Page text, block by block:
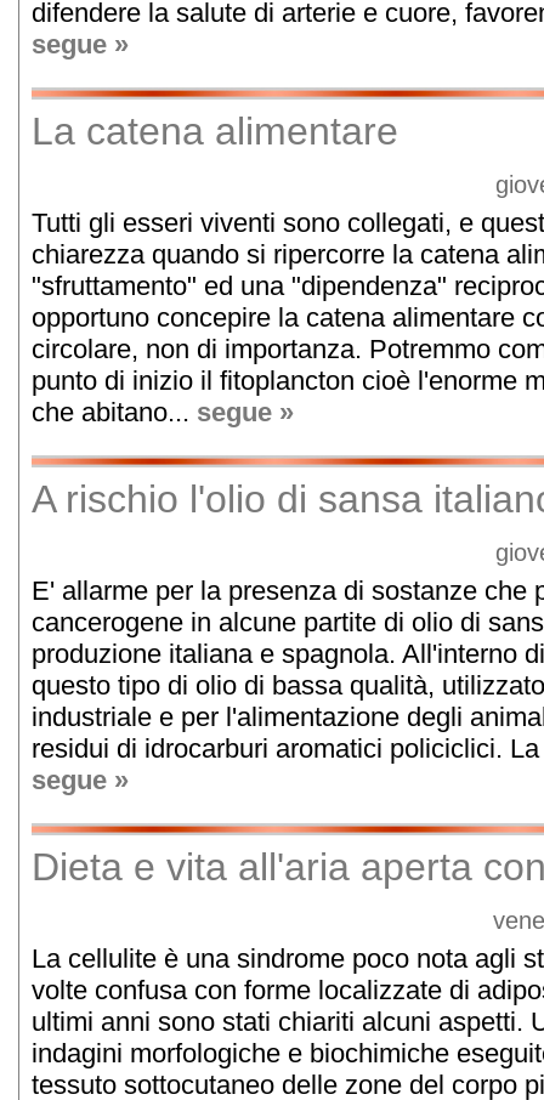
difendere la salute di arterie e cuore,
segue »
La catena alimentare
Tutti gli esseri viventi sono collegati, e
chiarezza quando si ripercorre la catena
"sfruttamento" ed una "dipendenza"
opportuno concepire la catena alimentare
circolare, non di importanza. Potremmo
punto di inizio il fitoplancton cioè l'enorme
che abitano... segue »
A rischio l'olio di sansa
E' allarme per la presenza di sostanze che
cancerogene in alcune partite di olio di
produzione italiana e spagnola. All'interno
questo tipo di olio di bassa qualità,
industriale e per l'alimentazione degli
residui di idrocarburi aromatici policiclici.
segue »
Dieta e vita all'aria aperta
La cellulite è una sindrome poco nota agli
volte confusa con forme localizzate di
ultimi anni sono stati chiariti alcuni aspetti.
indagini morfologiche e biochimiche
tessuto sottocutaneo delle zone del corpo